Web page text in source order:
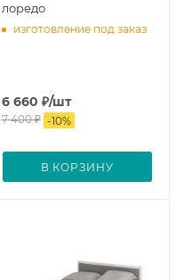
лоредо
изготовление под заказ
6 660 ₽/шт
7 400₽ -10%
В КОРЗИНУ